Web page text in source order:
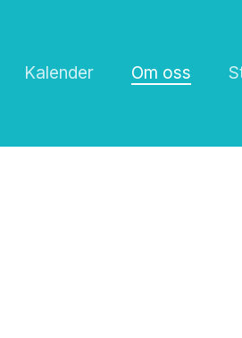
Kalender Om oss